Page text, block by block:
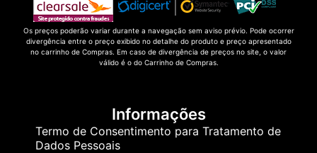
Os preços poderão variar durante a navegação sem aviso prévio. Pode ocorrer
divergência entre o preço exibido no detalhe do produto e preço apresentado
no carrinho de Compras. Em caso de divergência de preços no site, o valor
válido é o do Carrinho de Compras.
Informações
Termo de Consentimento para Tratamento de
Dados Pessoais